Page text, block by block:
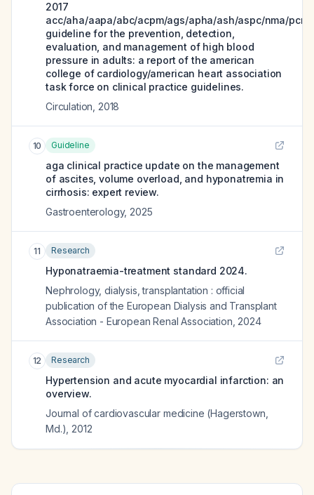
2017
acc/aha/aapa/abc/acpm/ags/apha/ash/aspc/nma/pcna
guideline for the prevention, detection,
evaluation, and management of high blood
pressure in adults: a report of the american
college of cardiology/american heart association
task force on clinical practice guidelines.
Circulation 2018
10 Guideline
aga clinical practice update on the management
of ascites, volume overload, and hyponatremia in
cirrhosis: expert review.
Gastroenterology, 2025
11 Research
Hyponatraemia-treatment standard 2024.
Nephrology, dialysis, transplantation : official
publication of the European Dialysis and Transplant
Association - European Renal Association 2024
12 Research
Hypertension and acute myocardial infarction: an
overview.
Journal of cardiovascular medicine (Hagerstown,
Md.) 2012